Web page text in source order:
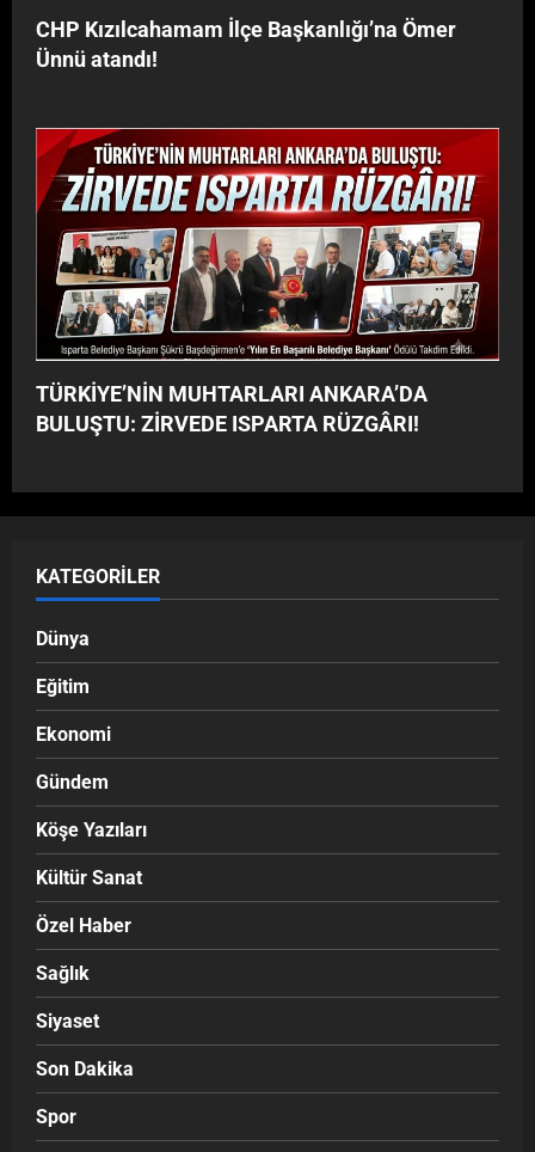
CHP Kızılcahamam İlçe Başkanlığı’na Ömer
Ünnü atandı!
TÜRKİYE’NİN MUHTARLARI ANKARA’DA
BULUŞTU: ZİRVEDE ISPARTA RÜZGÂRI!
KATEGORILER
Dünya
Eğitim
Ekonomi
Gündem
Köşe Yazıları
Kültür Sanat
Özel Haber
Sağlık
Siyaset
Son Dakika
Spor